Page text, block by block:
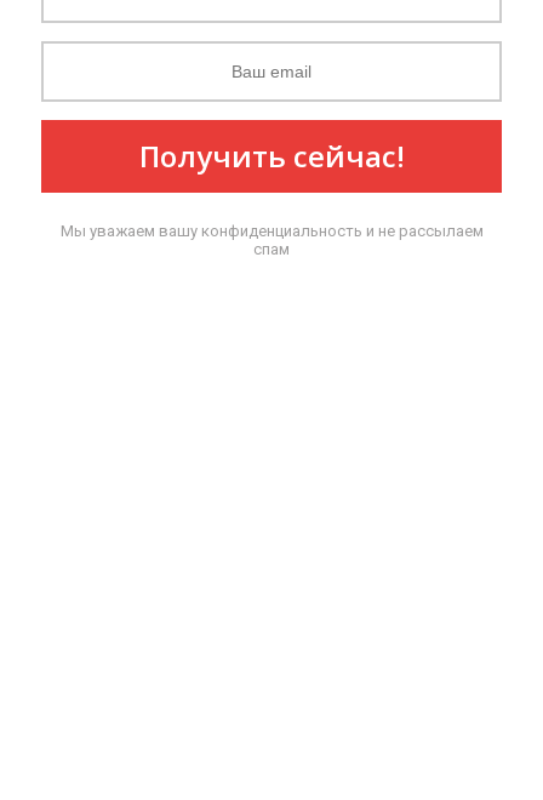
Получить сейчас!
Мы уважаем вашу конфиденциальность и не рассылаем
спам